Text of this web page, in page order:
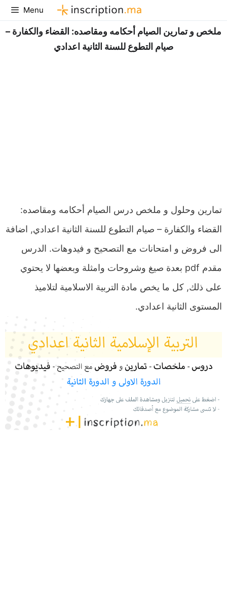
Aller
au
contenu
Menu
ملخص و تمارين الصيام أحكامه ومقاصده: القضاء والكفارة –
صيام التطوع للسنة الثانية اعدادي
تمارين وحلول و ملخص درس الصيام أحكامه ومقاصده:
القضاء والكفارة – صيام التطوع للسنة الثانية اعدادي, اضافة
الى فروض و امتحانات مع التصحيح و فيدوهات. الدرس
مقدم pdf بعدة صيغ وشروحات وامثلة وبعضها لا يحتوي
على ذلك, كل ما يخص مادة التربية الاسلامية لتلاميذ
المستوى الثانية اعدادي.